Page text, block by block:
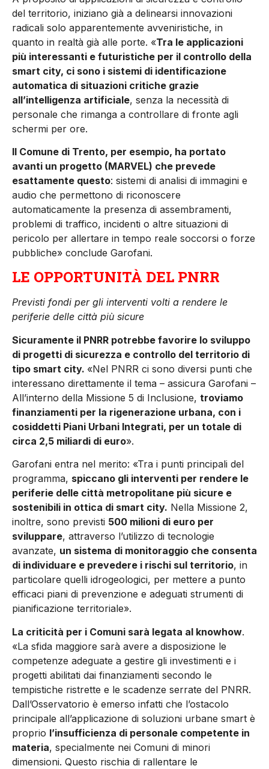
del territorio, iniziano già a delinearsi innovazioni
radicali solo apparentemente avveniristiche, in
quanto in realtà già alle porte. «Tra le applicazioni
più interessanti e futuristiche per il controllo della
smart city, ci sono i sistemi di identificazione
automatica di situazioni critiche grazie
all’intelligenza artificiale, senza la necessità di
personale che rimanga a controllare di fronte agli
schermi per ore.
Il Comune di Trento, per esempio, ha portato
avanti un progetto (MARVEL) che prevede
esattamente questo: sistemi di analisi di immagini e
audio che permettono di riconoscere
automaticamente la presenza di assembramenti,
problemi di traffico, incidenti o altre situazioni di
pericolo per allertare in tempo reale soccorsi o forze
pubbliche» conclude Garofani.
LE OPPORTUNITÀ DEL PNRR
Previsti fondi per gli interventi volti a rendere le
periferie delle città più sicure
Sicuramente il PNRR potrebbe favorire lo sviluppo
di progetti di sicurezza e controllo del territorio di
tipo smart city. «Nel PNRR ci sono diversi punti che
interessano direttamente il tema – assicura Garofani –
All’interno della Missione 5 di Inclusione, troviamo
finanziamenti per la rigenerazione urbana, con i
cosiddetti Piani Urbani Integrati, per un totale di
circa 2,5 miliardi di euro».
Garofani entra nel merito: «Tra i punti principali del
programma, spiccano gli interventi per rendere le
periferie delle città metropolitane più sicure e
sostenibili in ottica di smart city. Nella Missione 2,
inoltre, sono previsti 500 milioni di euro per
sviluppare, attraverso l’utilizzo di tecnologie
avanzate, un sistema di monitoraggio che consenta
di individuare e prevedere i rischi sul territorio, in
particolare quelli idrogeologici, per mettere a punto
efficaci piani di prevenzione e adeguati strumenti di
pianificazione territoriale».
La criticità per i Comuni sarà legata al knowhow.
«La sfida maggiore sarà avere a disposizione le
competenze adeguate a gestire gli investimenti e i
progetti abilitati dai finanziamenti secondo le
tempistiche ristrette e le scadenze serrate del PNRR.
Dall’Osservatorio è emerso infatti che l’ostacolo
principale all’applicazione di soluzioni urbane smart è
proprio l’insufficienza di personale competente in
materia, specialmente nei Comuni di minori
dimensioni. Questo rischia di rallentare le